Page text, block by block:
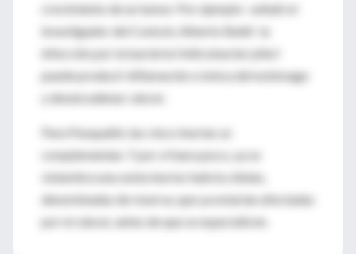
crecimiento de un tumor. Por ejemplo -señaló el
investigador del Conicet, Alberto Baldi- la
infección por la bacteria Helicobacter pilori
puede producir inflamación crónica del estómago
y desencadenar cáncer.
Para Pasqualini, las cinco teorías se
complementan. Y por si fuera poco, ya se
vislumbra una sexta teoría: habría células,
denominadas de reserva, que ya estarían afectadas
por el cáncer, antes de que se especialicen.